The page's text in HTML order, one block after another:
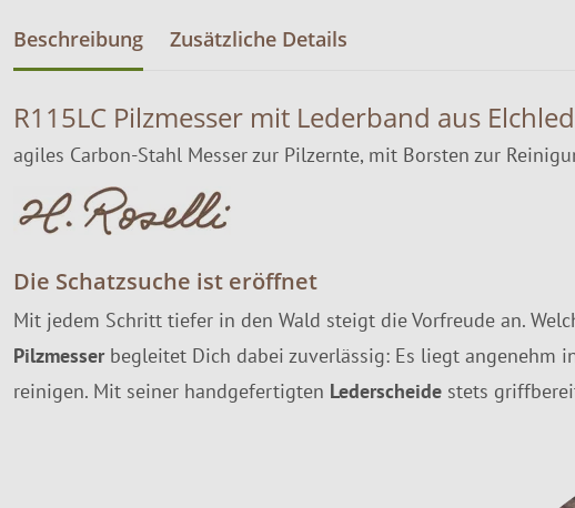
Beschreibung Zusätzliche Details
R115LC Pilzmesser mit Lederband aus
agiles Carbon-Stahl Messer zur Pilzernte, mit Borsten zur
Die Schatzsuche ist eröffnet
Mit jedem Schritt tiefer in den Wald steigt die Vorfreude an.
Pilzmesserbegleitet Dich dabei zuverlässig: Es liegt angenehm
reinigen. Mit seiner handgefertigten Lederscheide stets